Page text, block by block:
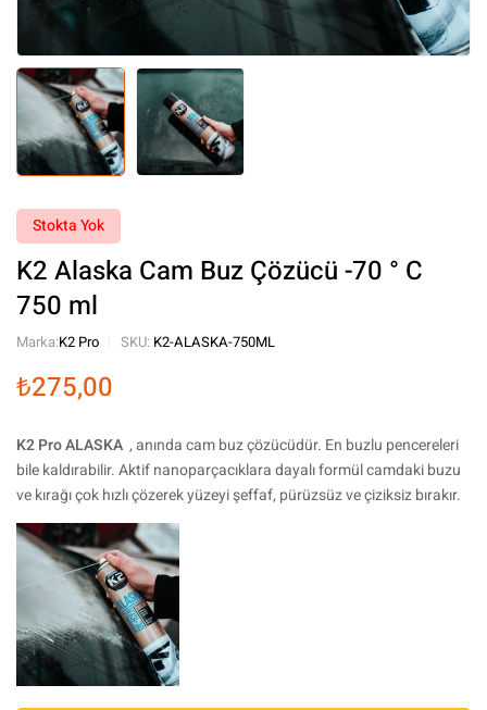
Stokta Yok
K2 Alaska Cam Buz Çözücü -70 ° C
750 ml
Marka:K2 Pro SKU: K2-ALASKA-750ML
₺275,00
K2 Pro ALASKA , anında cam buz çözücüdür. En buzlu pencereleri
bile kaldırabilir. Aktif nanoparçacıklara dayalı formül camdaki buzu
ve kırağı çok hızlı çözerek yüzeyi şeffaf, pürüzsüz ve çiziksiz bırakır.